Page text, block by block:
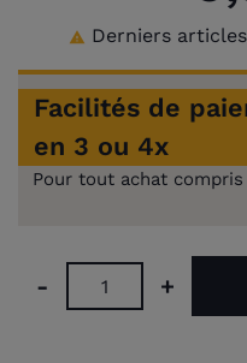
 Derniers articles
Facilités de
en 3 ou 4x
Pour tout achat
- +